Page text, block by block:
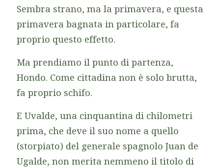
Sembra strano, ma la primavera, e questa
primavera bagnata in particolare, fa
proprio questo effetto.
Ma prendiamo il punto di partenza,
Hondo. Come cittadina non è solo brutta,
fa proprio schifo.
E Uvalde, una cinquantina di chilometri
prima, che deve il suo nome a quello
(storpiato) del generale spagnolo Juan de
Ugalde, non merita nemmeno il titolo di